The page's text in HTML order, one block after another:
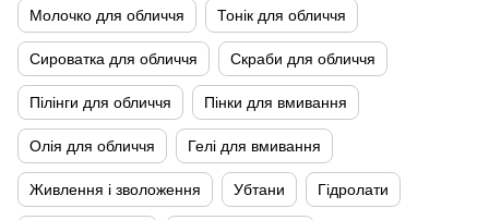
Молочко для обличчя Тонік для обличчя
Сироватка для обличчя Скраби для обличчя
Пілінги для обличчя Пінки для вмивання
Олія для обличчя Гелі для вмивання
Живлення і зволоження Убтани Гідролати